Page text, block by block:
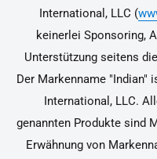
International, LLC (
keinerlei Sponsoring,
Unterstützung seitens
Der Markenname "Indian"
International, LLC.
genannten Produkte sind
Erwähnung von